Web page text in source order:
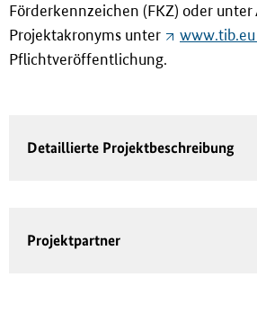
Förderkennzeichen (FKZ) oder unter
Projektakronyms unter
Pflichtveröffentlichung.
Detaillierte Projektbeschreibung
Projektpartner